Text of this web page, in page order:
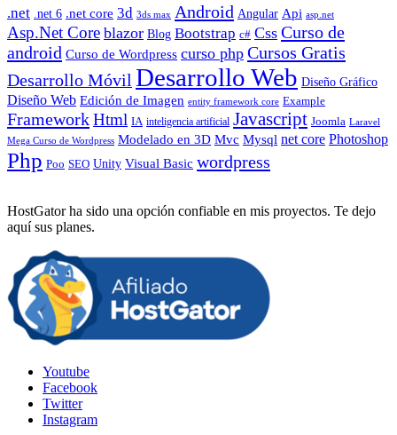
.net .net 6 .net core 3d 3ds max Android Angular Api asp.net
Asp.Net Core blazor Blog Bootstrap c# Css Curso de
android Curso de Wordpress curso php Cursos Gratis
Desarrollo Móvil Desarrollo Web Diseño Gráfico
Diseño Web Edición de Imagen entity framework core Example
FrameworkHtml IA inteligencia artificial Javascript Joomla Laravel
Mega Curso de Wordpress Modelado en 3D Mvc Mysql net core Photoshop
Php Poo SEO Unity Visual Basic wordpress
HostGator ha sido una opción confiable en mis proyectos. Te dejo
aquí sus planes.
Youtube
Facebook
Twitter
Instagram